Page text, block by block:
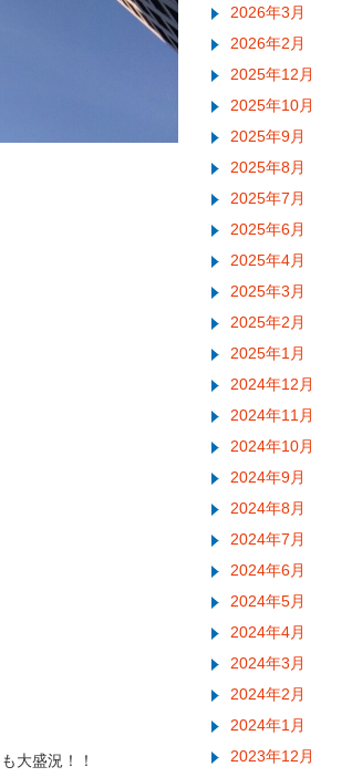
大盛況！！
2026年3月
2026年2月
2025年12月
2025年10月
2025年9月
2025年8月
2025年7月
2025年6月
2025年4月
2025年3月
2025年2月
2025年1月
2024年12月
2024年11月
2024年10月
2024年9月
2024年8月
2024年7月
2024年6月
2024年5月
2024年4月
2024年3月
2024年2月
2024年1月
2023年12月